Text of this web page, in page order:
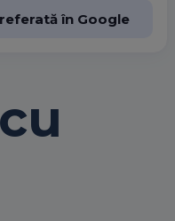
în Google